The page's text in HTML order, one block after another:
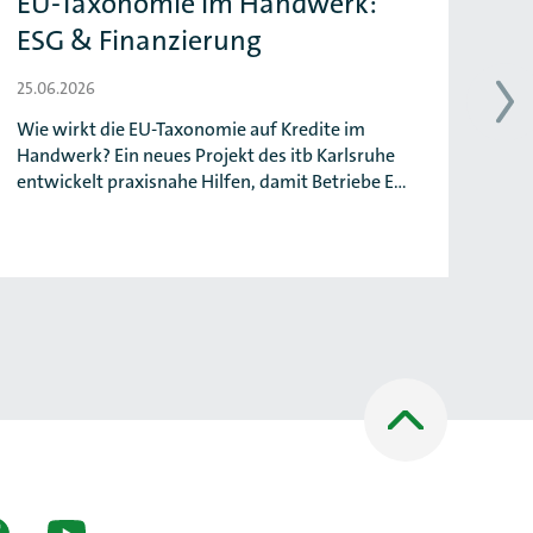
ESG & Finanzierung
25.06.2026
Wie wirkt die EU-Taxonomie auf Kredite im
Handwerk? Ein neues Projekt des itb Karlsruhe
entwickelt praxisnahe Hilfen, damit Betriebe E…
oben